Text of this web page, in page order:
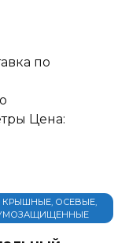
по
Цена:
ОСЕВЫЕ,